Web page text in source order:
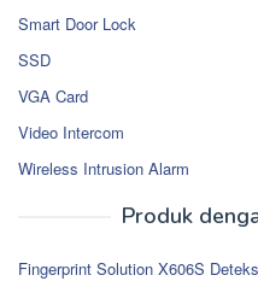
Smart Door Lock
SSD
VGA Card
Video Intercom
Wireless Intrusion Alarm
Produk
Fingerprint Solution X606S